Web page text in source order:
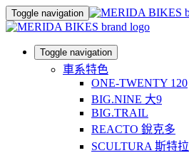
Toggle navigation
Toggle navigation
車系特色
ONE-TWENTY 120
BIG.NINE 大9
BIG.TRAIL
REACTO 銳克多
SCULTURA 斯特拉